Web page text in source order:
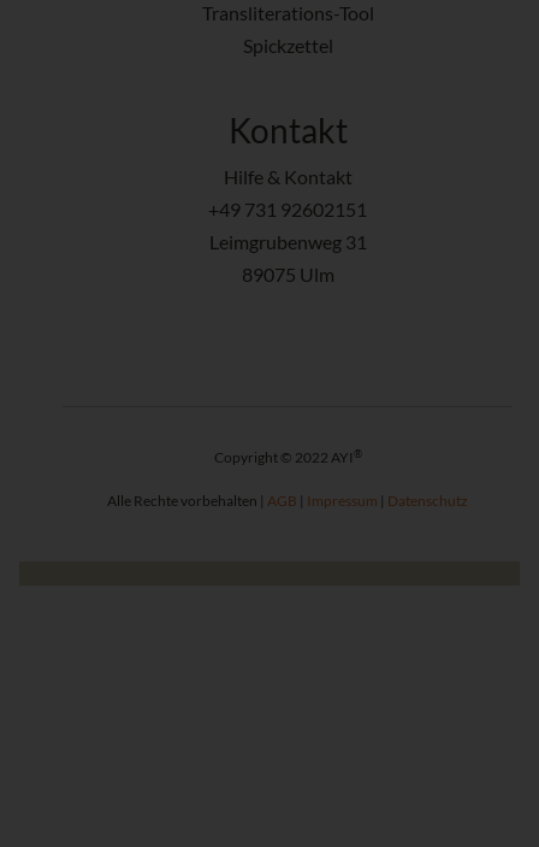
Transliterations-Tool
Spickzettel
Kontakt
Hilfe & Kontakt
+49 731 92602151
Leimgrubenweg 31
89075 Ulm
Copyright © 2022 AYI ®
Alle Rechte vorbehalten | AGB | Impressum | Datenschutz